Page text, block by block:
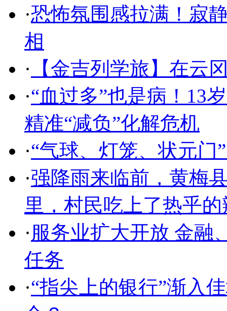
·恐怖氛围感拉满！寂
相
· 【金吉列学旅】在云
·“血过多”也是病！13
精准“减负”化解危机
·“气球、灯笼、状元门
·强降雨来临前，黄梅
里，村民吃上了热乎
·服务业扩大开放 金融
任务
·“指尖上的银行”渐入